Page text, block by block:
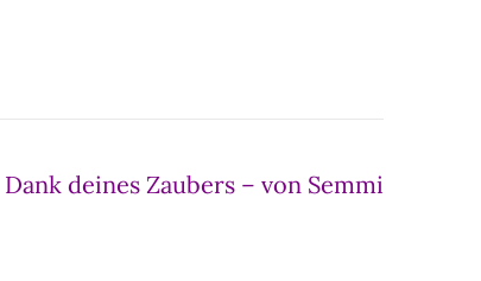
Dank deines Zaubers – von Semmi